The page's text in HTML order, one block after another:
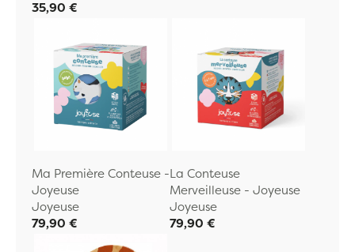
35,90 €
Ma Première Conteuse -
Joyeuse
Joyeuse
79,90 €
La Conteuse
Merveilleuse - Joyeuse
Joyeuse
79,90 €